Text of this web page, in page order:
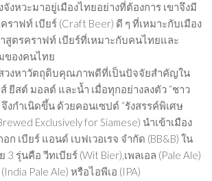
งหวะมาอยู่เมืองไทยอย่างที่ต้องการ เขาจึงมี
าฟท์ เบียร์ (Craft Beer) ดี ๆ ที่เหมาะกับเมือง
สูตรคราฟท์ เบียร์ที่เหมาะกับคนไทยและ
ของคนไทย
วงหาวัตถุดิบคุณภาพดีที่เป็นปัจจัยสำคัญใน
ยีสต์ มอลต์ และน้ำ เมื่อทุกอย่างลงตัว “ชาว
จึงกำเนิดขึ้น ด้วยคอนเซปต์ “รังสรรค์พิเศษ
Exclusively for Siamese) นำเข้าเมือง
เบียร์ แอนด์ เบฟเวอเรจ จำกัด (BB&B) ใน
รุ่นคือ วีทเบียร์ (Wit Bier),เพลเอล (Pale Ale)
Pale Ale) หรือไอพีเอ (IPA)